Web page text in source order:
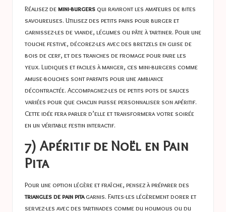
Réalisez demini-burgers qui raviront les amateurs de bites
savoureuses. Utilisez des petits pains pour burger et
garnissez-les de viande, légumes ou pâte à tartiner. Pour une
touche festive, décorez-les avec des bretzels en guise de
bois de cerf, et des tranches de fromage pour faire les
yeux. Ludiques et faciles à manger, ces mini-burgers comme
amuse-bouches sont parfaits pour une ambiance
décontractée. Accompagnez-les de petits pots de sauces
variées pour que chacun puisse personnaliser son apéritif.
Cette idée fera parler d’elle et transformera votre soirée
en un véritable festin interactif.
7) Apéritif de Noël en Pain
Pita
Pour une option légère et fraîche, pensez à préparer des
triangles de pain pitagarnis. Faites-les légèrement dorer et
servez-les avec des tartinades comme du houmous ou du